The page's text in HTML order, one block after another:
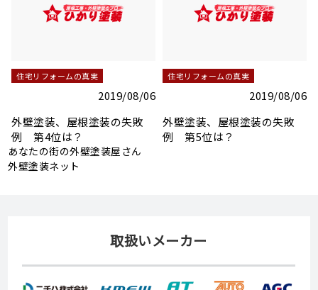
2019/08/06
2019/08/06
（外壁）
あなたの街の外壁塗装屋さん
外壁塗装ネット
取扱いメーカー